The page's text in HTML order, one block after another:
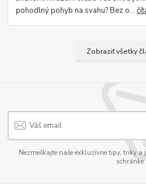
pohodlný pohyb na svahu? Bez o...
Zobraziť všetky
Nezmeškajte naše exkluzívne tipy, triky a
schránke.